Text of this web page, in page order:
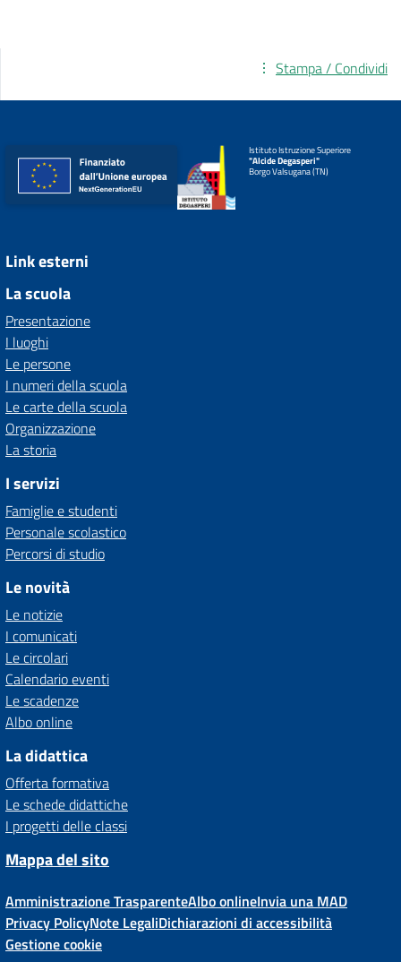
Stampa / Condividi
Istituto Istruzione Superiore
"Alcide Degasperi"
Borgo Valsugana (TN)
Link esterni
La scuola
Presentazione
I luoghi
Le persone
I numeri della scuola
Le carte della scuola
Organizzazione
La storia
I servizi
Famiglie e studenti
Personale scolastico
Percorsi di studio
Le novità
Le notizie
I comunicati
Le circolari
Calendario eventi
Le scadenze
Albo online
La didattica
Offerta formativa
Le schede didattiche
I progetti delle classi
Mappa del sito
Amministrazione TrasparenteAlbo onlineInvia una MAD
Privacy PolicyNote LegaliDichiarazioni di accessibilità
Gestione cookie